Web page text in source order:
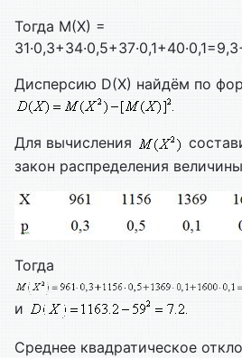
Тогда М(Х) =
Дисперсию D(X) найдём по
Для вычисления
закон распределения величины
Тогда
и
Среднее квадратическое